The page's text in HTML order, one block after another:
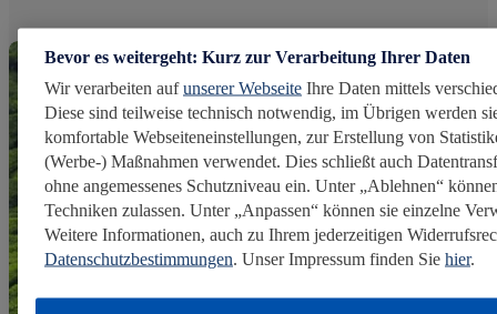
Bevor es weitergeht: Kurz zur Verarbeitung Ihrer Daten
Wir verarbeiten aufunserer Webseite Ihre Daten mittels
Diese sind teilweise technisch notwendig, im Übrigen werden
komfortable Webseiteneinstellungen, zur Erstellung von
(Werbe-) Maßnahmen verwendet. Dies schließt auch
ohne angemessenes Schutzniveau ein. Unter „Ablehnen“
Techniken zulassen. Unter „Anpassen“ können sie einzelne
Weitere Informationen, auch zu Ihrem jederzeitigen
Datenschutzbestimmungen. Unser Impressum finden Sie hier.